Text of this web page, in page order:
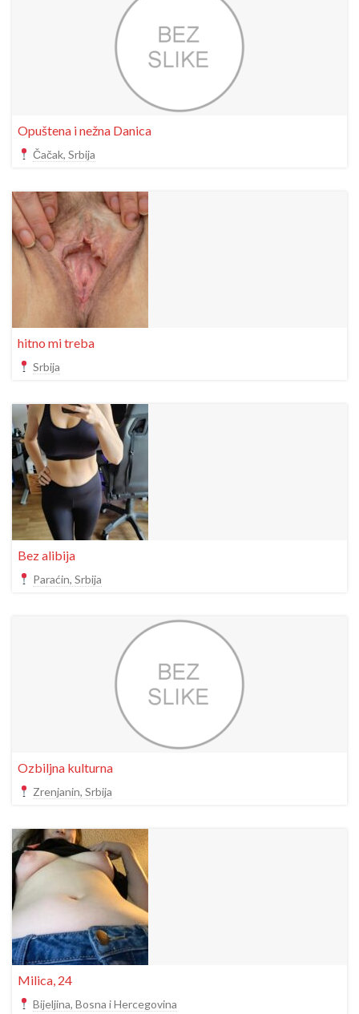
Opuštena i nežna Danica
Čačak, Srbija
hitno mi treba
Srbija
Bez alibija
Paraćin, Srbija
Ozbiljna kulturna
Zrenjanin, Srbija
Milica, 24
Bijeljina, Bosna i Hercegovina